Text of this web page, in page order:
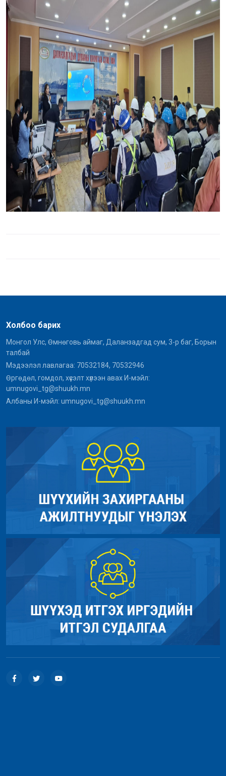
Холбоо барих
Монгол Улс, Өмнөговь аймаг, Даланзадгад сум, 3-р баг, Борын
талбай
Мэдээлэл лавлагаа: 70532184, 70532946
Өргөдөл, гомдол, хүсэлт хүлээн авах И-мэйл:
umnugovi_tg@shuukh.mn
Албаны И-мэйл: umnugovi_tg@shuukh.mn